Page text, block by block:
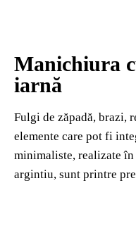
Manichiura
iarnă
Fulgi de zăpadă, brazi,
elemente care pot fi
minimaliste, realizate
argintiu, sunt printre